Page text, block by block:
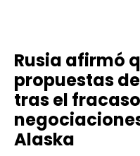
Rusia afirmó
propuestas
tras el
Alaska